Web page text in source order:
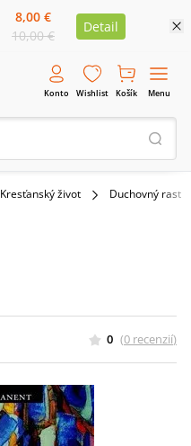
8,00 €
10,00 €
Detail
Konto Wishlist Košík Menu
Kresťanský život Duchovný rast
0 (0 recenzií)